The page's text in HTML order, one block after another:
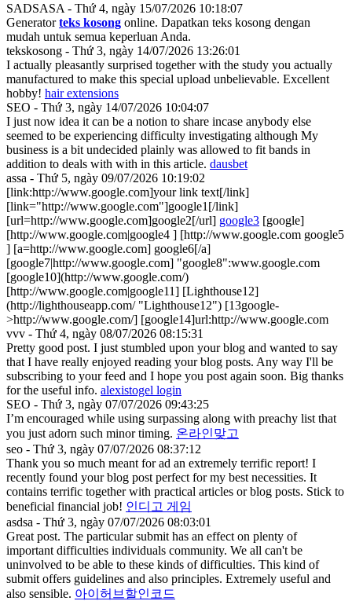
SADSASA - Thứ 4, ngày 15/07/2026 10:18:07
Generatorteks kosong online. Dapatkan teks kosong dengan
mudah untuk semua keperluan Anda.
tekskosong - Thứ 3, ngày 14/07/2026 13:26:01
I actually pleasantly surprised together with the study you actually
manufactured to make this special upload unbelievable. Excellent
hobby! hair extensions
SEO - Thứ 3, ngày 14/07/2026 10:04:07
I just now idea it can be a notion to share incase anybody else
seemed to be experiencing difficulty investigating although My
business is a bit undecided plainly was allowed to fit bands in
addition to deals with with in this article. dausbet
assa - Thứ 5, ngày 09/07/2026 10:19:02
[link:http://www.google.com]your link text[/link]
[link="http://www.google.com"]google1[/link]
[url=http://www.google.com]google2[/url] google3 [google]
[http://www.google.com|google4 ] [http://www.google.com google5
] [a=http://www.google.com] google6[/a]
[google7|http://www.google.com] "google8":www.google.com
[google10](http://www.google.com/)
[http://www.google.com|google11] [Lighthouse12]
(http://lighthouseapp.com/ "Lighthouse12") [13google-
>http://www.google.com/] [google14]url:http://www.google.com
vvv - Thứ 4, ngày 08/07/2026 08:15:31
Pretty good post. I just stumbled upon your blog and wanted to say
that I have really enjoyed reading your blog posts. Any way I'll be
subscribing to your feed and I hope you post again soon. Big thanks
for the useful info. alexistogel login
SEO - Thứ 3, ngày 07/07/2026 09:43:25
I’m encouraged while using surpassing along with preachy list that
you just adorn such minor timing. 온라인맞고
seo - Thứ 3, ngày 07/07/2026 08:37:12
Thank you so much meant for ad an extremely terrific report! I
recently found your blog post perfect for my best necessities. It
contains terrific together with practical articles or blog posts. Stick to
beneficial financial job! 인디고 게임
asdsa - Thứ 3, ngày 07/07/2026 08:03:01
Great post. The particular submit has an effect on plenty of
important difficulties individuals community. We all can't be
uninvolved to be able to these kinds of difficulties. This kind of
submit offers guidelines and also principles. Extremely useful and
also sensible. 아이허브할인코드